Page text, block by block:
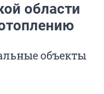
области
объекты